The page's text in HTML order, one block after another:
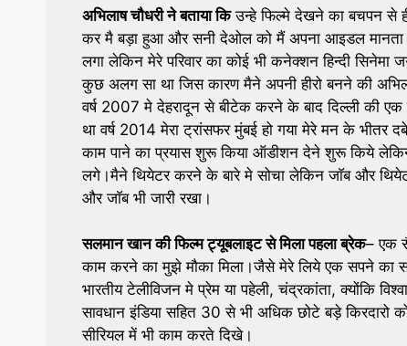
अभिलाष चौधरी ने बताया किउन्हे फिल्मे देखने का बचपन से
कर मै बड़ा हुआ और सनी देओल को मैं अपना आइडल मानता
लगा लेकिन मेरे परिवार का कोई भी कनेक्शन हिन्दी सिनेमा
कुछ अलग सा था जिस कारण मैने अपनी हीरो बनने की
वर्ष 2007 मे देहरादून से बीटेक करने के बाद दिल्ली की
था वर्ष 2014 मेरा ट्रांसफर मुंबई हो गया मेरे मन के
काम पाने का प्रयास शुरू किया ऑडीशन देने शुरू किये
लगे।मैने थियेटर करने के बारे मे सोचा लेकिन जाॅब और
और जाॅब भी जारी रखा।
सलमान खान की फिल्म ट्यूबलाइट से मिला पहला ब्रेक– एक
काम करने का मुझे मौका मिला।जैसे मेरे लिये एक सपने का
भारतीय टेलीविजन मे प्रेम या पहेली, चंद्रकांता, क्योंकि
सावधान इंडिया सहित 30 से भी अधिक छोटे बड़े किरदारो
सीरियल में भी काम करते दिखे।